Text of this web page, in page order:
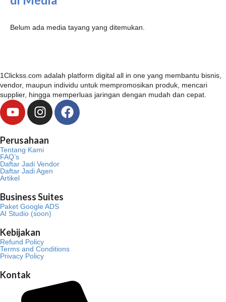
Belum ada media tayang yang ditemukan.
1Clickss.com adalah platform digital all in one yang membantu bisnis,
vendor, maupun individu untuk mempromosikan produk, mencari
supplier, hingga memperluas jaringan dengan mudah dan cepat.
Y
o
t
u
b
e
I
n
t
a
g
a
m
F
a
Perusahaan
Tentang Kami
FAQ’s
Daftar Jadi Vendor
Daftar Jadi Agen
Artikel
Business Suites
Paket Google ADS
AI Studio (soon)
Kebijakan
Refund Policy
Terms and Conditions
Privacy Policy
Kontak